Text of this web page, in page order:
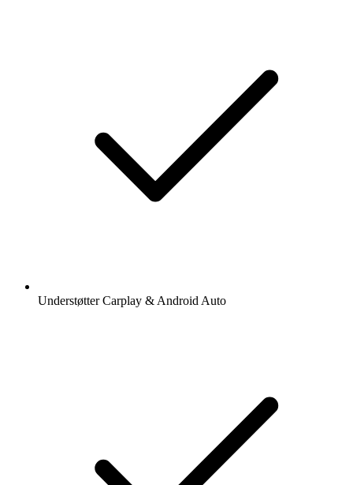
Understøtter Carplay & Android Auto